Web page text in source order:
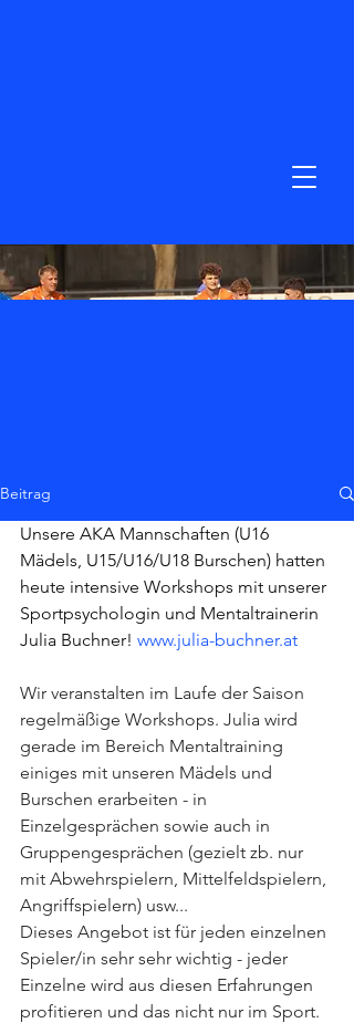
Beitrag
Unsere AKA Mannschaften (U16
Mädels, U15/U16/U18 Burschen) hatten
heute intensive Workshops mit unserer
Sportpsychologin und Mentaltrainerin
Julia Buchner! www.julia-buchner.at
Wir veranstalten im Laufe der Saison
regelmäßige Workshops. Julia wird
gerade im Bereich Mentaltraining
einiges mit unseren Mädels und
Burschen erarbeiten - in
Einzelgesprächen sowie auch in
Gruppengesprächen (gezielt zb. nur
mit Abwehrspielern, Mittelfeldspielern,
Angriffspielern) usw...
Dieses Angebot ist für jeden einzelnen
Spieler/in sehr sehr wichtig - jeder
Einzelne wird aus diesen Erfahrungen
profitieren und das nicht nur im Sport.